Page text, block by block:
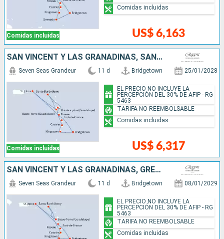
Comidas incluidas US$ 6,163
Comidas incluidas
SAN VINCENT Y LAS GRANADINAS, SANTA LUCIA, FRANCIA, ESTADOS UNIDOS, DOMINICA, BARBADOS
Comidas incluidas
Seven Seas Grandeur 11 d Bridgetown 25/01/2028
US$ 6,317
EL PRECIO NO INCLUYE LA
PERCEPCIÓN DEL 30% DE AFIP - RG
5463
TARIFA NO REEMBOLSABLE
Comidas incluidas
SAN VINCENT Y LAS GRANADINAS, GRENADA, SANTA LUCIA, FRANCIA, ESTADOS UNIDOS, DOMINICA, BARBADOS
Seven Seas Grandeur 11 d Bridgetown 08/01/2029
EL PRECIO NO INCLUYE LA
PERCEPCIÓN DEL 30% DE AFIP - RG
5463
TARIFA NO REEMBOLSABLE
Comidas incluidas